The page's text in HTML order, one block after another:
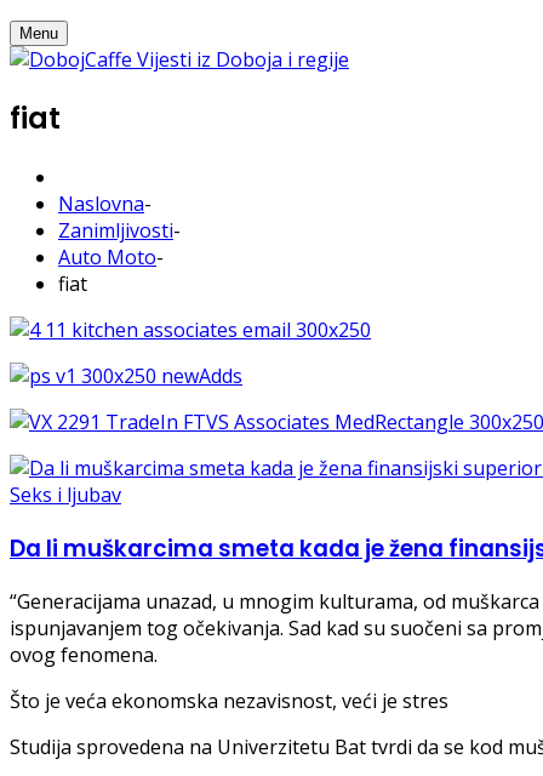
Menu
fiat
Naslovna-
Zanimljivosti-
Auto Moto-
fiat
Seks i ljubav
Da li muškarcima smeta kada je žena
“Generacijama unazad, u mnogim kulturama, od
ispunjavanjem tog očekivanja. Sad kad su suočeni sa
ovog fenomena.
Što je veća ekonomska nezavisnost, veći je stres
Studija sprovedena na Univerzitetu Bat tvrdi da se kod